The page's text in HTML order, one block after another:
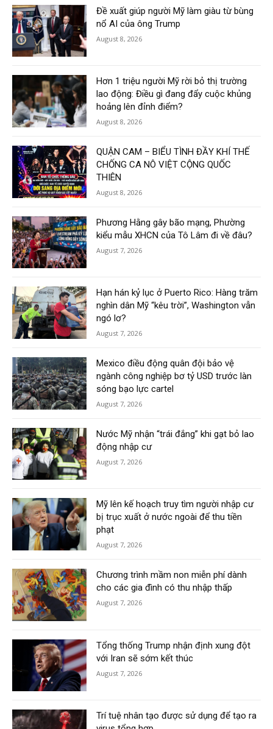
Đề xuất giúp người Mỹ làm giàu từ bùng
nổ AI của ông Trump
August 8, 2026
Hơn 1 triệu người Mỹ rời bỏ thị trường
lao động: Điều gì đang đẩy cuộc khủng
hoảng lên đỉnh điểm?
August 8, 2026
QUẬN CAM – BIỂU TÌNH ĐẦY KHÍ THẾ
CHỐNG CA NÔ VIỆT CỘNG QUỐC
THIÊN
August 8, 2026
Phương Hằng gây bão mạng, Phường
kiểu mẫu XHCN của Tô Lâm đi về đâu?
August 7, 2026
Hạn hán kỷ lục ở Puerto Rico: Hàng trăm
nghìn dân Mỹ “kêu trời”, Washington vẫn
ngó lơ?
August 7, 2026
Mexico điều động quân đội bảo vệ
ngành công nghiệp bơ tỷ USD trước làn
sóng bạo lực cartel
August 7, 2026
Nước Mỹ nhận “trái đắng” khi gạt bỏ lao
động nhập cư
August 7, 2026
Mỹ lên kế hoạch truy tìm người nhập cư
bị trục xuất ở nước ngoài để thu tiền
phạt
August 7, 2026
Chương trình mầm non miễn phí dành
cho các gia đình có thu nhập thấp
August 7, 2026
Tổng thống Trump nhận định xung đột
với Iran sẽ sớm kết thúc
August 7, 2026
Trí tuệ nhân tạo được sử dụng để tạo ra